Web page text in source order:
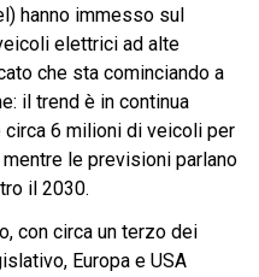
hanno immesso sul
elettrici ad alte
che sta cominciando a
il trend è in continua
circa 6 milioni di veicoli per
le previsioni parlano
il 2030.
con circa un terzo dei
Europa e USA